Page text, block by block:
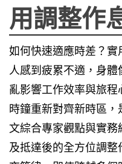
用調整作
如何快速適應時差？
人感到疲累不適，身
亂影響工作效率與旅
時鐘重新對齊新時區
文綜合專家觀點與實
及抵達後的全方位調